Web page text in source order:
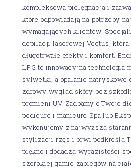
kompleksowa pielęgnacja i
które odpowiadają na potrzeby
wymagających klientów.
depilacji laserowej Vectus, która
długotrwałe efekty i komfort.
LPG to innowacyjna technologia
sylwetki, a opalanie natryskowe
zdrowy wygląd skóry bez
promieni UV. Zadbamy o Twoje
pedicure i manicure Spa lub
wykonujemy z najwyższą
stylizacji rzęs i brwi podkreślą
piękno i dodadzą wyrazistości
szerokiej gamie zabiegów na